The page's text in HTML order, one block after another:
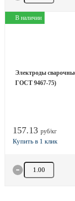
В наличии
Электроды
ГОСТ 9467-75)
157.13 руб/кг
Количество товара